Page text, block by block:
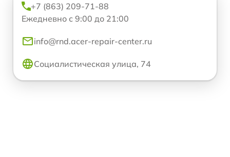
+7 (863) 209-71-88
Ежедневно с 9:00 до 21:00
info@rnd.acer-repair-center.ru
Социалистическая улица, 74